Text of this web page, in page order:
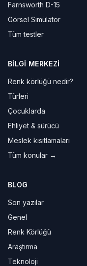
Farnsworth D-15
Görsel Simülatör
Tüm testler
BILGI MERKEZI
Renk körlüğü nedir?
Türleri
Çocuklarda
Ehliyet & sürücü
Meslek kısıtlamaları
Tüm konular →
BLOG
Son yazılar
Genel
Renk Körlüğü
Araştırma
Teknoloji